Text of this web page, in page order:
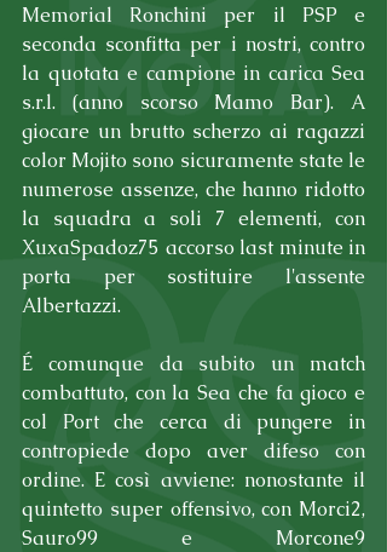
Memorial Ronchini per il PSP e
seconda sconfitta per i nostri, contro
la quotata e campione in carica Sea
s.r.l. (anno scorso Mamo Bar). A
giocare un brutto scherzo ai ragazzi
color Mojito sono sicuramente state le
numerose assenze, che hanno ridotto
la squadra a soli 7 elementi, con
XuxaSpadoz75 accorso last minute in
porta per sostituire l'assente
Albertazzi.
É comunque da subito un match
combattuto, con la Sea che fa gioco e
col Port che cerca di pungere in
contropiede dopo aver difeso con
ordine. E così avviene: nonostante il
quintetto super offensivo, con Morci2,
Sauro99 e Morcone9